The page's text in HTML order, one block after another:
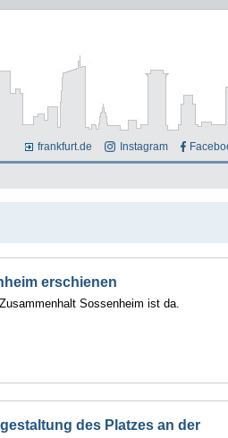
frankfurt.de Instagram
erschienen
Sossenheim ist da.
des Platzes an der